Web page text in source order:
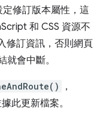
定修訂版本屬性，這
和 CSS 資源不
修訂資訊，否則網頁
會中斷。
，
此更新檔案。